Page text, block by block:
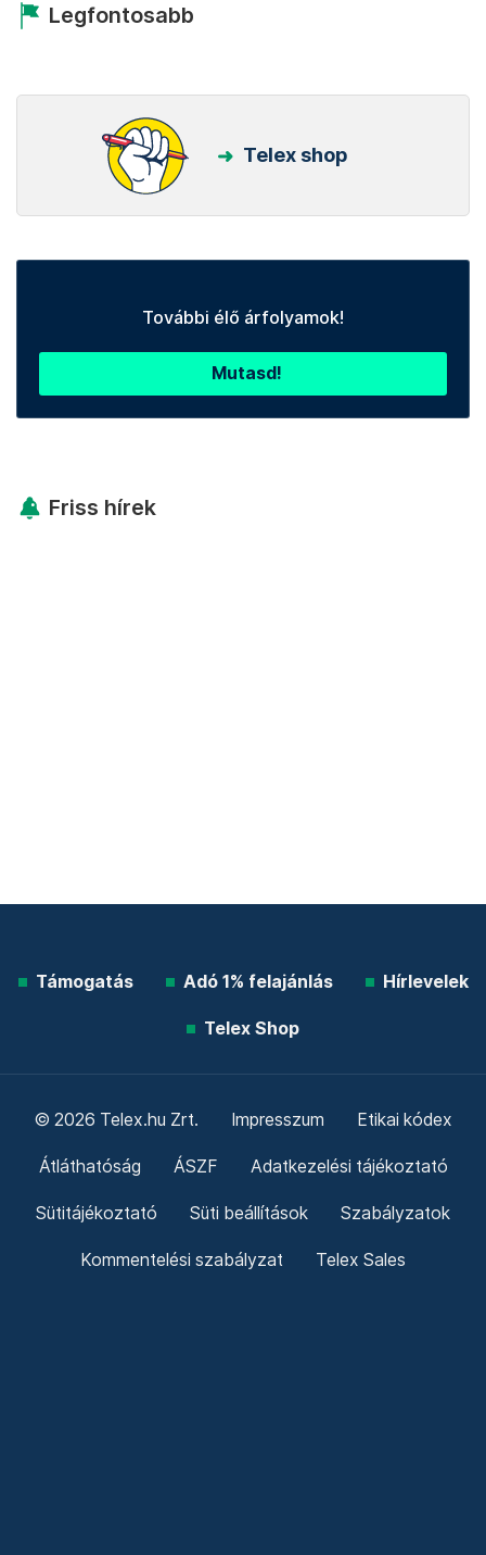
Legfontosabb
Telex shop
További élő árfolyamok!
Mutasd!
Friss hírek
Támogatás Adó 1% felajánlás Hírlevelek
Telex Shop
© 2026 Telex.hu Zrt. Impresszum Etikai kódex
Átláthatóság ÁSZF Adatkezelési tájékoztató
Sütitájékoztató Süti beállítások Szabályzatok
Kommentelési szabályzat Telex Sales